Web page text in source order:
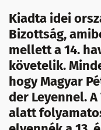
Kiadta idei
Bizottság,
mellett a 14.
követelik.
hogy Magyar
der Leyennel.
alatt